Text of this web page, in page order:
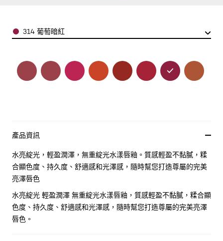
Color314 葡萄暗紅
產品資訊
水亮綻光，輕盈潤澤，無重綻光水漾唇釉。質感輕盈不黏膩，糅
合顯色度、持久度、舒適感和光澤感，隨時幫您打造尊屬的完美
亮澤唇色
水亮綻光 輕盈潤澤 無重綻光水漾唇釉，質感輕盈不黏膩，糅合顯
色度、持久度、舒適感和光澤感，隨時幫您打造尊屬的完美亮澤
唇色。